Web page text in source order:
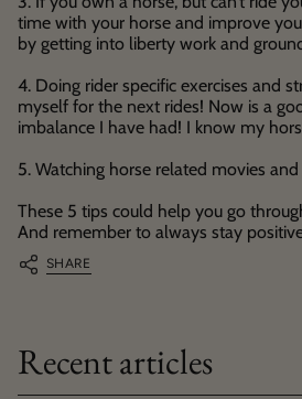
time with your horse and improve
by getting into liberty work and
4. Doing rider specific exercises and
myself for the next rides! Now is a
imbalance I have had! I know my
5. Watching horse related movies
These 5 tips could help you go
And remember to always stay
SHARE
Recent articles